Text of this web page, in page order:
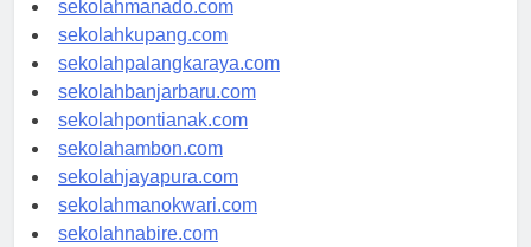
sekolahmanado.com
sekolahkupang.com
sekolahpalangkaraya.com
sekolahbanjarbaru.com
sekolahpontianak.com
sekolahambon.com
sekolahjayapura.com
sekolahmanokwari.com